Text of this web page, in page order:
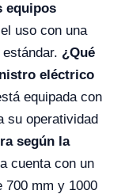
equipos
uso con una
¿Qué
eléctrico
equipada con
su operatividad
según la
cuenta con un
700 mm y 1000